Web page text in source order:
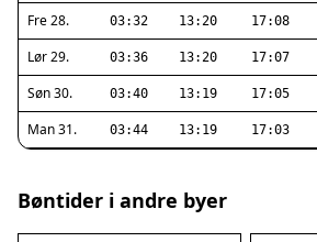
Fre 28. 03:32 13:20 17:08
Lør 29. 03:36 13:20 17:07
Søn 30. 03:40 13:19 17:05
Man 31. 03:44 13:19 17:03
Bøntider i andre byer